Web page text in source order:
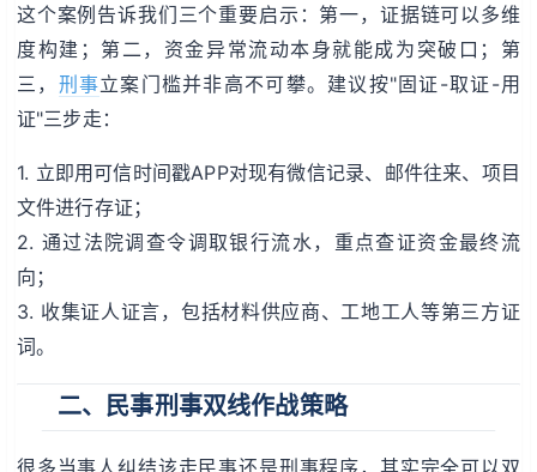
这个案例告诉我们三个重要启示：第一，证据链可以多维
度构建；第二，资金异常流动本身就能成为突破口；第
三， 刑事立案门槛并非高不可攀。建议按"固证-取证-用
证"三步走：
1. 立即用可信时间戳APP对现有微信记录、邮件往来、项目
文件进行存证；
2. 通过法院调查令调取银行流水，重点查证资金最终流
向；
3. 收集证人证言，包括材料供应商、工地工人等第三方证
词。
二、民事刑事双线作战策略
很多当事人纠结该走民事还是刑事程序，其实完全可以双